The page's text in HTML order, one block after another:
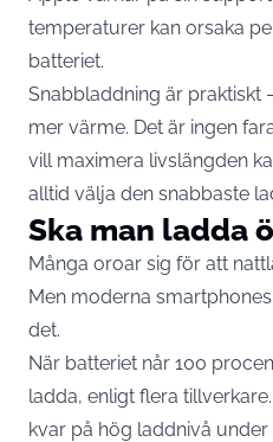
temperaturer kan orsaka
batteriet.
Snabbladdning är praktiskt
mer värme. Det är ingen
vill maximera livslängden
alltid välja den snabbaste
Ska man ladda
Många oroar sig för att
Men moderna
det.
När batteriet når 100
ladda, enligt flera
kvar på hög laddnivå